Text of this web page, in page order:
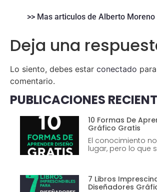
>> Mas articulos de Alberto Moreno
Deja una
Lo siento, debes estar conectado
comentario.
PUBLICACIONES
10 Formas De
Gráfico Gratis
El conocimiento
lugar, pero lo que
7 Libros
Diseñadores